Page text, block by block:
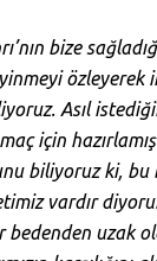
bize
özleyerek
Asıl
için
biliyoruz ki, bu
vardır
uzak